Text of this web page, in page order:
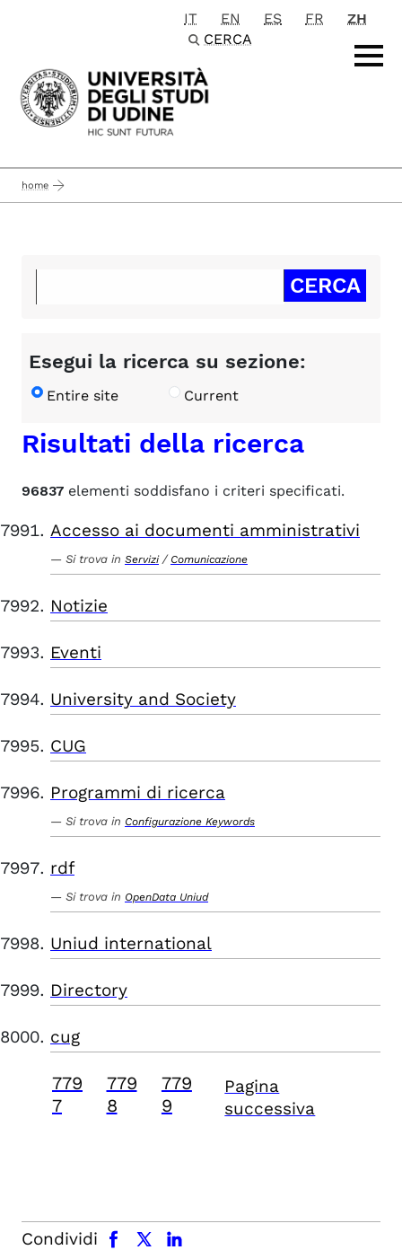
Passa al contenuto principale
IT EN ES FR
ZH
CERCA
home
Esegui la ricerca su sezione:
Entire site Current
Risultati della ricerca
96837 elementi soddisfano i criteri specificati.
Accesso ai documenti amministrativi
Si trova in Servizi / Comunicazione
Notizie
Eventi
University and Society
CUG
Programmi di ricerca
Si trova in Configurazione Keywords
rdf
Si trova in OpenData Uniud
Uniud international
Directory
cug
779
7
779
8
779
9
Pagina
successiva
Condividi
facebook x.com linkedin